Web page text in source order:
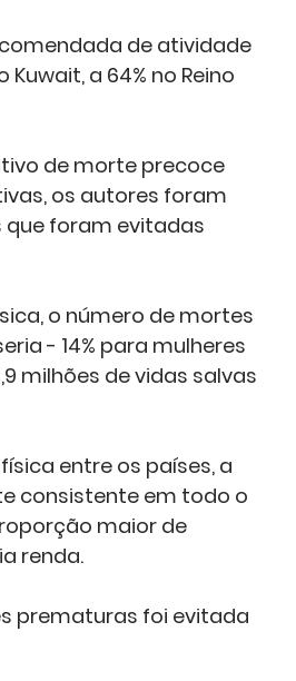
de atividade
a 64% no Reino
de morte precoce
os autores foram
foram evitadas
o número de mortes
- 14% para mulheres
milhões de vidas salvas
entre os países, a
consistente em todo o
maior de
renda.
prematuras foi evitada